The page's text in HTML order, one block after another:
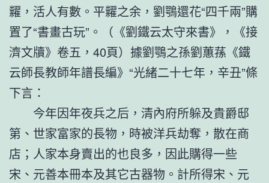
糶，活人有數。平糶之余，劉鶚還花“四千兩”購
置了“書畫古玩”。（《劉鐵云太守來書》，《接
濟文牘》卷五，40頁）據劉鶚之孫劉蕙蓀《鐵
云師長教師年譜長編》“光緒二十七年，辛丑”條
下言：
今年因年夜兵之后，清內府所躲及貴爵邸
第、世家富家的長物，時被洋兵劫奪，散在商
店；人家本身賣出的也良多，因此購得一些
宋、元善本冊本及其它古器物。計所得宋、元